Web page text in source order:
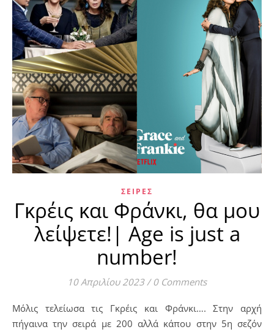
ΣΕΙΡΈΣ
Γκρέις και Φράνκι, θα μου
λείψετε!| Age is just a
number!
10 Απριλίου 2023 / 0 Comments
Μόλις τελείωσα τις Γκρέις και Φράνκι…. Στην αρχή
πήγαινα την σειρά με 200 αλλά κάπου στην 5η σεζόν